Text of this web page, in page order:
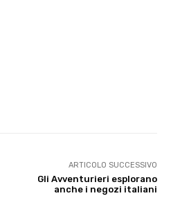
ARTICOLO SUCCESSIVO
Gli Avventurieri esplorano
anche i negozi italiani